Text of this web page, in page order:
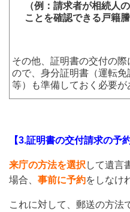
（例：請求者が相続人
ことを確認できる戸籍謄
その他、証明書の交付の
ので、身分証明書（運転
等）も準備しておく必要が
【3.証明書の交付請求の予約
来庁の方法を選択 して遺言
場合、 事前に予約をしなけ
これに対して、郵送の方法